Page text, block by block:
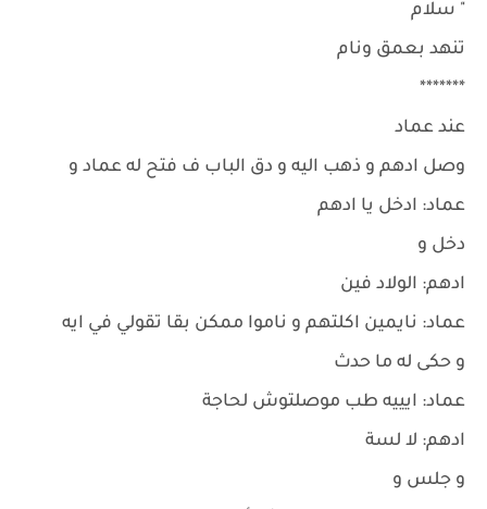
" سلام
تنهد بعمق ونام
*******
عند عماد
وصل ادهم و ذهب اليه و دق الباب ف فتح له عماد و
عماد: ادخل يا ادهم
دخل و
ادهم: الولاد فين
عماد: نايمين اكلتهم و ناموا ممكن بقا تقولي في ايه
و حكى له ما حدث
عماد: ايييه طب موصلتوش لحاجة
ادهم: لا لسة
و جلس و